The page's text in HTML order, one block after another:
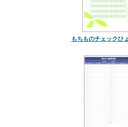
もちものチェックひ